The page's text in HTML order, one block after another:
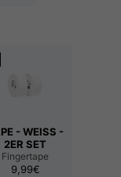
- WEISS -
2ER SET
Fingertape
Normaler Preis
9,99€